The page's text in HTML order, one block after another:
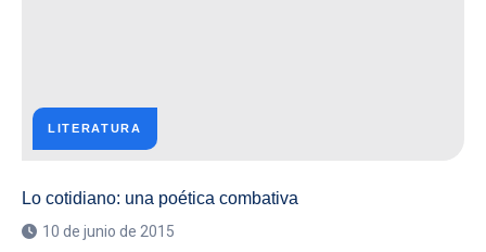
LITERATURA
Lo cotidiano: una poética combativa
10 de junio de 2015